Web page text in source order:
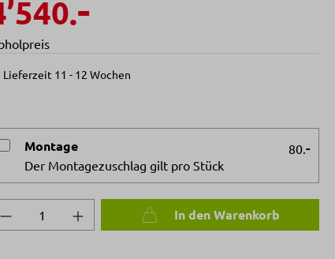
-
Lieferzeit 11 - 12 Wochen
Montage
Der Montagezuschlag gilt pro Stück
80.-
Produkt Anzahl: Gib denIn den Warenkorb